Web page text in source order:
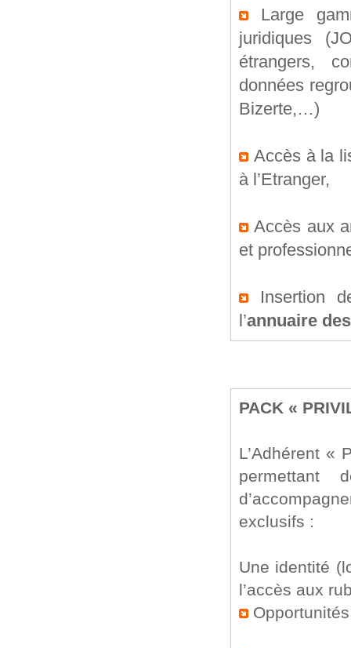
Large
juridiques
étrangers,
données
Bizerte,…)
Accès à la
à l’Etranger,
Accès aux
et
Insertion
l’annuaire
PACK «
L’Adhérent «
permettant
exclusifs :
Une identité
l’accès